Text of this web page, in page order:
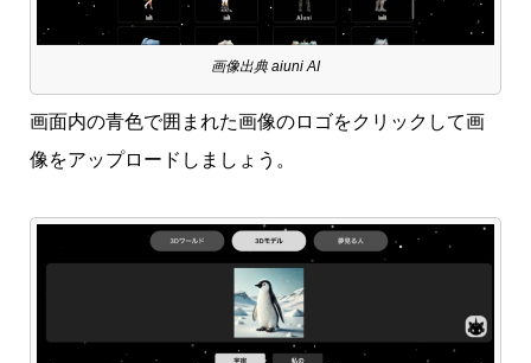
画像出典 aiuni AI
画面内の青色で囲まれた画像のロゴをクリックして画
像をアップロードしましょう。